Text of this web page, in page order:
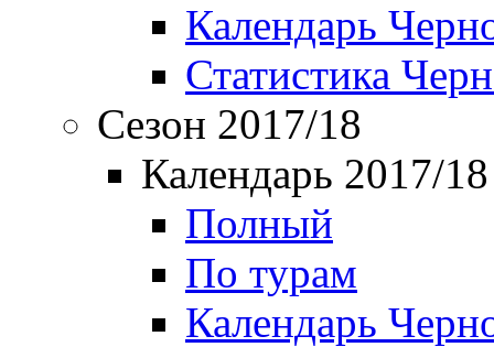
Календарь
Статистика
Сезон 2017/18
Календарь 2017/18
Полный
По турам
Календарь